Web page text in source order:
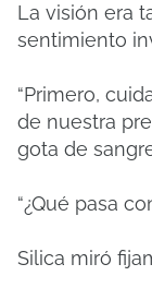
La visión era
sentimiento
“Primero,
de nuestra
gota de
“¿Qué pasa
Silica miró